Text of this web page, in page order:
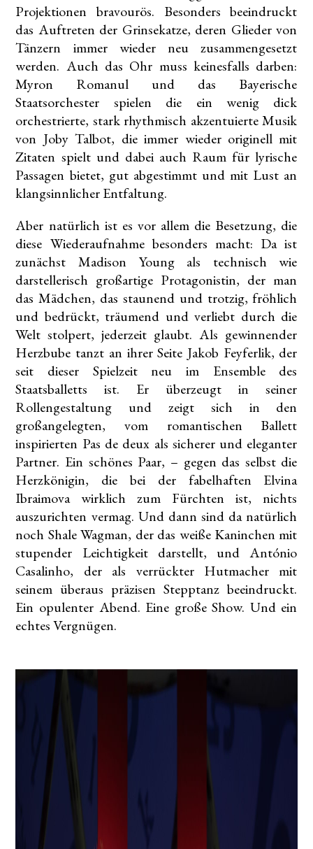
Projektionen bravourös. Besonders beeindruckt
das Auftreten der Grinsekatze, deren Glieder von
Tänzern immer wieder neu zusammengesetzt
werden. Auch das Ohr muss keinesfalls darben:
Myron Romanul und das Bayerische
Staatsorchester spielen die ein wenig dick
orchestrierte, stark rhythmisch akzentuierte Musik
von Joby Talbot, die immer wieder originell mit
Zitaten spielt und dabei auch Raum für lyrische
Passagen bietet, gut abgestimmt und mit Lust an
klangsinnlicher Entfaltung.
Aber natürlich ist es vor allem die Besetzung, die
diese Wiederaufnahme besonders macht: Da ist
zunächst Madison Young als technisch wie
darstellerisch großartige Protagonistin, der man
das Mädchen, das staunend und trotzig, fröhlich
und bedrückt, träumend und verliebt durch die
Welt stolpert, jederzeit glaubt. Als gewinnender
Herzbube tanzt an ihrer Seite Jakob Feyferlik, der
seit dieser Spielzeit neu im Ensemble des
Staatsballetts ist. Er überzeugt in seiner
Rollengestaltung und zeigt sich in den
großangelegten, vom romantischen Ballett
inspirierten Pas de deux als sicherer und eleganter
Partner. Ein schönes Paar, – gegen das selbst die
Herzkönigin, die bei der fabelhaften Elvina
Ibraimova wirklich zum Fürchten ist, nichts
auszurichten vermag. Und dann sind da natürlich
noch Shale Wagman, der das weiße Kaninchen mit
stupender Leichtigkeit darstellt, und António
Casalinho, der als verrückter Hutmacher mit
seinem überaus präzisen Stepptanz beeindruckt.
Ein opulenter Abend. Eine große Show. Und ein
echtes Vergnügen.